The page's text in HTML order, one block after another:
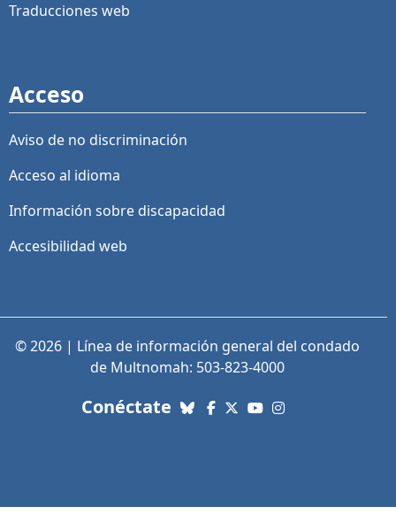
Traducciones web
Acceso
Aviso de no discriminación
Acceso al idioma
Información sobre discapacidad
Accesibilidad web
© 2026 | Línea de información general del condado
de Multnomah: 503-823-4000
Conéctate con nosotros. Enlaces a
Bluesky
Facebook
X (Twitter)
YouTube
Instagram